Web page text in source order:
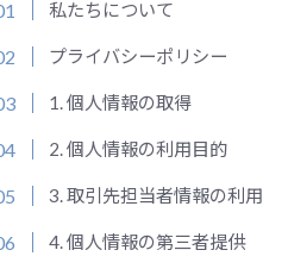
私たちについて
プライバシーポリシー
1. 個人情報の取得
2. 個人情報の利用目的
3. 取引先担当者情報の利用
4. 個人情報の第三者提供